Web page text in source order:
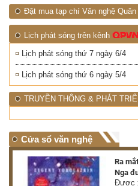
Đặt mua tạp chí Văn nghệ Quân
Lịch phát sóng trên kênh
Lịch phát sóng thứ 7 ngày 6/4
Lịch phát sóng thứ 6 ngày 5/4
TRUYỀN THÔNG & PHÁT
Cửa sổ văn nghệ
Ra
Nga
Được